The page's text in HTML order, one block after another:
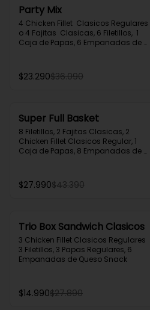
Party Mix
4 Chicken Fillet  Clasicos Regulares
o 4 Fajitas  Clasicas, 6 Filetillos,  1
Caja de Papas, 6 Empanadas de
$23.290$36.090
Super Full Basket
8 Filetillos, 2 Fajitas Clasicas, 2
Chicken Fillet Clasicos Regular, 1
Caja de Papas, 8 Empanadas de
$27.990$43.390
Trio Box Sandwich Clasicos
3 Chicken Fillet Clasicos Regulares
3 Filetillos, 3 Papas Regulares, 6
Empanadas de Queso Snack
$14.990$27.890